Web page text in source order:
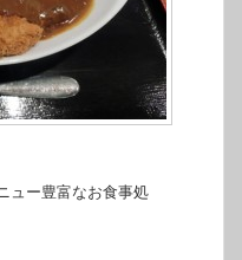
ュー豊富なお食事処